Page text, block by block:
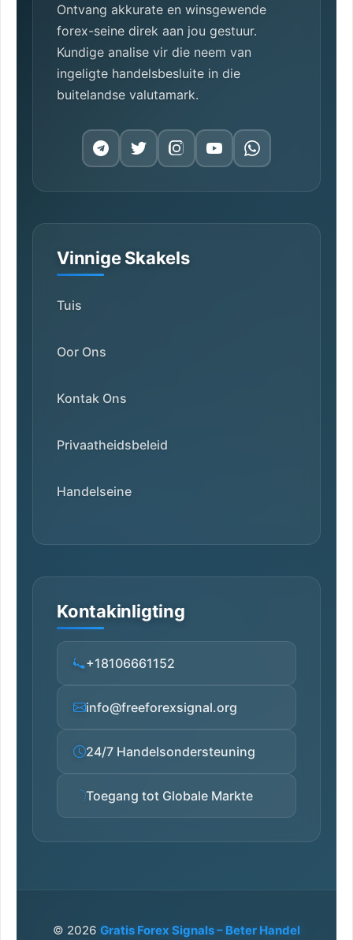
Ontvang akkurate en winsgewende
forex-seine direk aan jou gestuur.
Kundige analise vir die neem van
ingeligte handelsbesluite in die
buitelandse valutamark.
Vinnige Skakels
Tuis
Oor Ons
Kontak Ons
Privaatheidsbeleid
Handelseine
Kontakinligting
+18106661152
info@freeforexsignal.org
24/7 Handelsondersteuning
Toegang tot Globale Markte
© 2026 Gratis Forex Signals – Beter Handel